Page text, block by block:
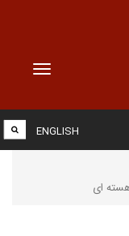
Toggle
ENGLISH